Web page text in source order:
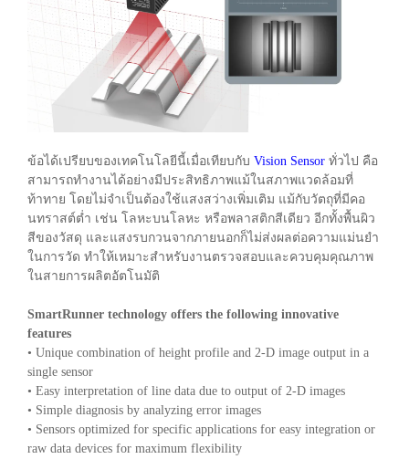
ข้อได้เปรียบของเทคโนโลยีนี้เมื่อเทียบกับ Vision Sensor ทั่วไป คือ
สามารถทำงานได้อย่างมีประสิทธิภาพแม้ในสภาพแวดล้อมที่
ท้าทาย โดยไม่จำเป็นต้องใช้แสงสว่างเพิ่มเติม แม้กับวัตถุที่มีคอ
นทราสต์ต่ำ เช่น โลหะบนโลหะ หรือพลาสติกสีเดียว อีกทั้งพื้นผิว
สีของวัสดุ และแสงรบกวนจากภายนอกก็ไม่ส่งผลต่อความแม่นยำ
ในการวัด ทำให้เหมาะสำหรับงานตรวจสอบและควบคุมคุณภาพ
ในสายการผลิตอัตโนมัติ
SmartRunner technology offers the following innovative
features
• Unique combination of height profile and 2-D image output in a
single sensor
• Easy interpretation of line data due to output of 2-D images
• Simple diagnosis by analyzing error images
• Sensors optimized for specific applications for easy integration or
raw data devices for maximum flexibility